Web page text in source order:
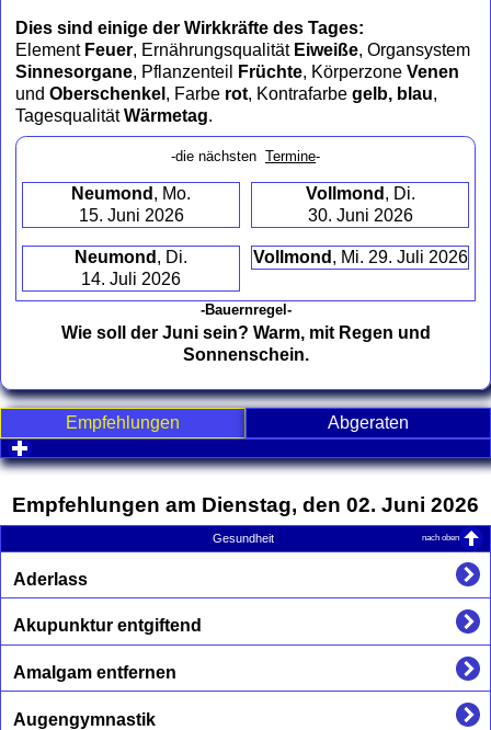
Dies sind einige der Wirkkräfte des Tages:
Element Feuer, Ernährungsqualität Eiweiße, Organsystem
Sinnesorgane, Pflanzenteil Früchte, Körperzone Venen
und Oberschenkel , Farbe rot, Kontrafarbe gelb, blau,
TagesqualitätWärmetag.
-die nächsten Termine-
Neumond , Mo.
15. Juni 2026
Vollmond , Di.
30. Juni 2026
Neumond , Di.
14. Juli 2026
Vollmond , Mi. 29. Juli 2026
-Bauernregel-
Wie soll der Juni sein? Warm, mit Regen und
Sonnenschein.
Empfehlungen
Abgeraten
click to expand contents
Empfehlungen am Dienstag, den 02. Juni 2026
Gesundheit nach oben
Aderlass
Akupunktur entgiftend
Amalgam entfernen
Augengymnastik